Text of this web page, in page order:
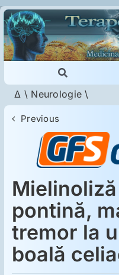
Skip
to
content
Toggle
Navigation
Cautare...
Imunologie
Dermatologie
Psihiatrie
Neurologie
Intoleranţa la gluten
Δ \ Neurologie \
Previous
pontină,
tremor la
boală